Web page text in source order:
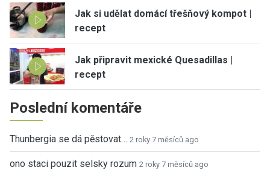
Jak si udělat domácí třešňový kompot |
recept
Jak připravit mexické Quesadillas |
recept
Poslední komentáře
Thunbergia se dá pěstovat… 2 roky 7 měsíců ago
ono staci pouzit selsky rozum 2 roky 7 měsíců ago